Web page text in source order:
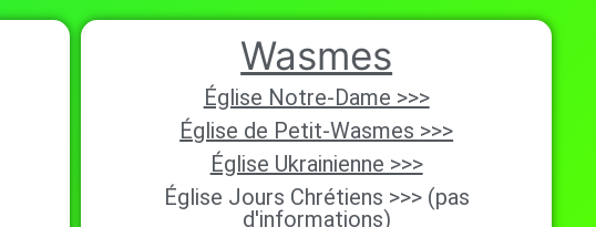
Wasmes
Église Notre-Dame >>>
Église de Petit-Wasmes >>>
Église Ukrainienne >>>
Église Jours Chrétiens >>> (pas
d'informations)